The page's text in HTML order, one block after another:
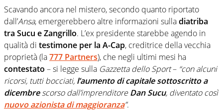
Scavando ancora nel mistero, secondo quanto riportato
dall’Ansa, emergerebbero altre informazioni sulladiatriba
tra Sucu e Zangrillo. L’ex presidente starebbe agendo in
qualità di testimone per la A-Cap, creditrice della vecchia
proprietà (la777 Partners), che negli ultimi mesi ha
contestato – si legge sulla Gazzetta dello Sport– “con alcuni
ricorsi, tutti bocciati, l’aumento di capitale sottoscritto a
dicembrescorso dall’imprenditoreDan Sucu, diventato così
nuovo azionista di maggioranza”.